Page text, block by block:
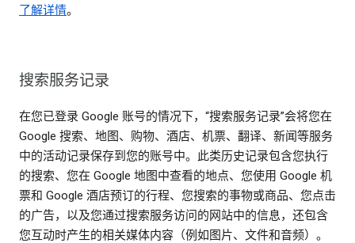
了解详情。
搜索服务记录
在您已登录 Google 账号的情况下，“搜索服务记录”会将您在
Google 搜索、地图、购物、酒店、机票、翻译、新闻等服务
中的活动记录保存到您的账号中。此类历史记录包含您执行
的搜索、您在 Google 地图中查看的地点、您使用 Google 机
票和 Google 酒店预订的行程、您搜索的事物或商品、您点击
的广告，以及您通过搜索服务访问的网站中的信息，还包含
您互动时产生的相关媒体内容（例如图片、文件和音频）。